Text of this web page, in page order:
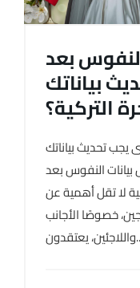
بعد
بياناتك
التركية؟
يجب تحديث بياناتك
بيانات النفوس بعد
لا تقل أهمية عن
خصوصًا الأجانب